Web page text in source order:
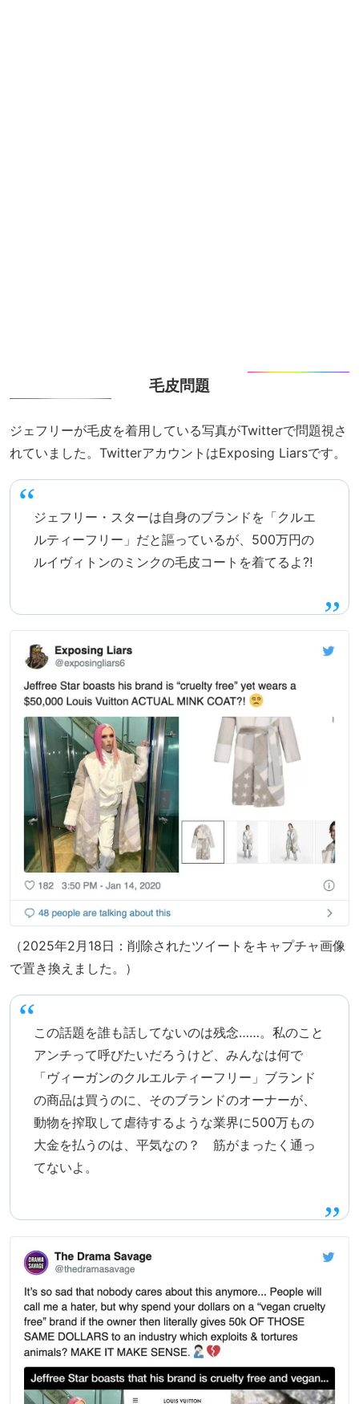
毛皮問題
ジェフリーが毛皮を着用している写真がTwitterで問題視さ
れていました。TwitterアカウントはExposing Liarsです。
ジェフリー・スターは自身のブランドを「クルエ
ルティーフリー」だと謳っているが、500万円の
ルイヴィトンのミンクの毛皮コートを着てるよ⁈
（2025年2月18日：削除されたツイートをキャプチャ画像
で置き換えました。）
この話題を誰も話してないのは残念……。私のこと
アンチって呼びたいだろうけど、みんなは何で
「ヴィーガンのクルエルティーフリー」ブランド
の商品は買うのに、そのブランドのオーナーが、
動物を搾取して虐待するような業界に500万もの
大金を払うのは、平気なの？ 筋がまったく通っ
てないよ。